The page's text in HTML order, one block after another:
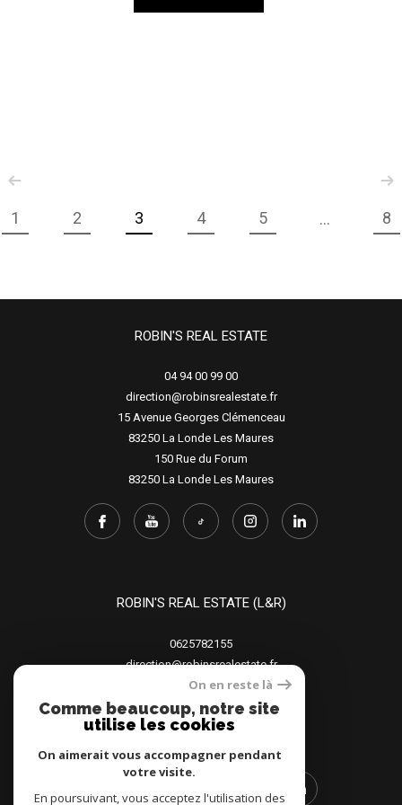
1 2 3 4 5 ... 8
ROBIN'S REAL ESTATE
04 94 00 99 00
direction@robinsrealestate.fr
15 Avenue Georges Clémenceau
83250
La Londe Les Maures
150 Rue du Forum
83250
La Londe Les Maures
ROBIN'S REAL ESTATE (L&R)
0625782155
direction@robinsrealestate.fr
15 Avenue Georges Clémenceau
83250 La Londe Les Maures
150 Rue du Forum
On en reste là
Comme beaucoup, notre site
utilise les cookies
On aimerait vous accompagner pendant
votre visite.
En poursuivant, vous acceptez l'utilisation des